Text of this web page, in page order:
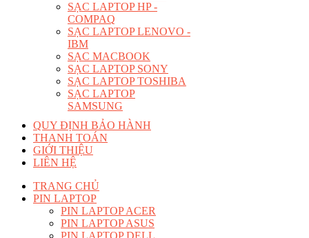
SẠC LAPTOP HP -
COMPAQ
SẠC LAPTOP LENOVO -
IBM
SẠC MACBOOK
SẠC LAPTOP SONY
SẠC LAPTOP TOSHIBA
SẠC LAPTOP
SAMSUNG
QUY ĐỊNH BẢO HÀNH
THANH TOÁN
GIỚI THIỆU
LIÊN HỆ
TRANG CHỦ
PIN LAPTOP
PIN LAPTOP ACER
PIN LAPTOP ASUS
PIN LAPTOP DELL